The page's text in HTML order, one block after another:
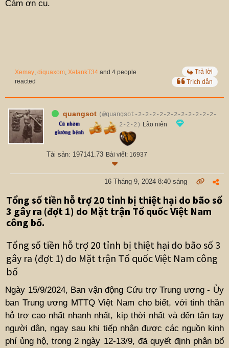
Cảm ơn cụ.
Xemay, diquaxom, XetankT34 and 4 people
reacted
Trả lời
Trích dẫn
quangsot (@quangsot-2-2-2-2-2-2-2-2-2-2-2-
2-2-2) Lão niên
Tài sản: 197141.73 Bài viết: 16937
16 Tháng 9, 2024 8:40 sáng
Tổng số tiền hỗ trợ 20 tỉnh bị thiệt hại do bão số
3 gây ra (đợt 1) do Mặt trận Tổ quốc Việt Nam
công bố.
Tổng số tiền hỗ trợ 20 tỉnh bị thiệt hại do bão số 3
gây ra (đợt 1) do Mặt trận Tổ quốc Việt Nam công
bố
Ngày 15/9/2024, Ban vận động Cứu trợ Trung ương - Ủy
ban Trung ương MTTQ Việt Nam cho biết, với tinh thần
hỗ trợ cao nhất nhanh nhất, kịp thời nhất và đến tận tay
người dân, ngay sau khi tiếp nhận được các nguồn kinh
phí ủng hộ, trong 2 ngày 12-13/9, đã quyết định phân bổ